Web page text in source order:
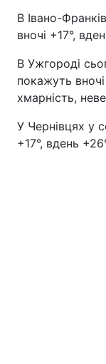
В Івано-
вночі +17°,
В Ужгороді
покажуть
хмарність,
У Чернівцях у
+17°, вдень